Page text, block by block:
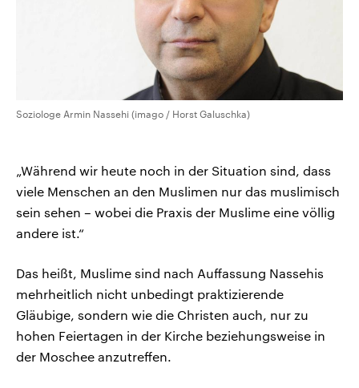
Soziologe Armin Nassehi (imago / Horst Galuschka)
„Während wir heute noch in der Situation sind, dass
viele Menschen an den Muslimen nur das muslimisch
sein sehen – wobei die Praxis der Muslime eine völlig
andere ist.“
Das heißt, Muslime sind nach Auffassung Nassehis
mehrheitlich nicht unbedingt praktizierende
Gläubige, sondern wie die Christen auch, nur zu
hohen Feiertagen in der Kirche beziehungsweise in
der Moschee anzutreffen.